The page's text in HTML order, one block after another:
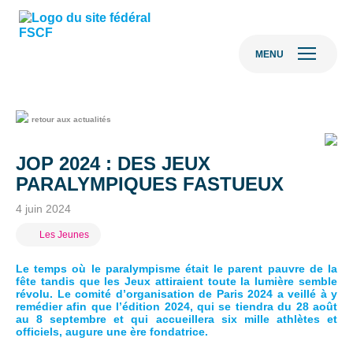
MENU
retour aux actualités
JOP 2024 : DES JEUX
PARALYMPIQUES FASTUEUX
4 juin 2024
Les Jeunes
Le temps où le paralympisme était le parent pauvre de la
fête tandis que les Jeux attiraient toute la lumière semble
révolu. Le comité d’organisation de Paris 2024 a veillé à y
remédier afin que l’édition 2024, qui se tiendra du 28 août
au 8 septembre et qui accueillera six mille athlètes et
officiels, augure une ère fondatrice.